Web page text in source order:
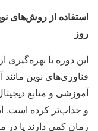
استفاده از روش‌های
روز
این دوره با
فناوری‌های نوین مانند
آموزشی و منابع
و جذاب‌تر کرده است.
زمان کمی دارند یا در